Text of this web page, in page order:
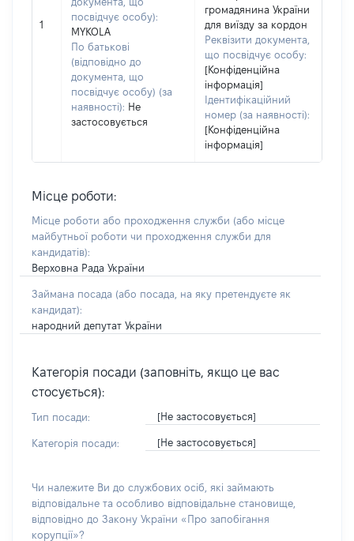
1
посвідчує особу):
MYKOLA
По батькові
(відповідно до
документа, що
посвідчує особу) (за
наявності): Не
застосовується
громадянина України
для виїзду за кордон
Реквізити документа,
що посвідчує особу:
[Конфіденційна
інформація]
Ідентифікаційний
номер (за наявності):
[Конфіденційна
інформація]
Місце роботи:
Місце роботи або проходження служби (або місце
майбутньої роботи чи проходження служби для
кандидатів):
Верховна Рада України
Займана посада (або посада, на яку претендуєте як
кандидат):
народний депутат України
Категорія посади (заповніть, якщо це вас
стосується):
Тип посади: [Не застосовується]
Категорія посади: [Не застосовується]
Чи належите Ви до службових осіб, які займають
відповідальне та особливо відповідальне становище,
відповідно до Закону України «Про запобігання
корупції»?